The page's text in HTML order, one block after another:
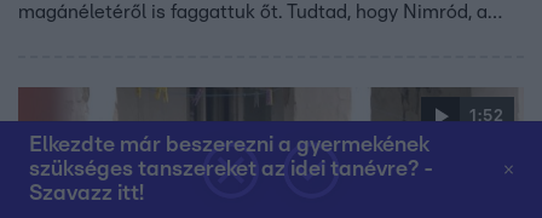
Elkezdte már beszerezni a gyermekének
szükséges tanszereket az idei tanévre? -
Szavazz itt!
magánéletéről is faggattuk őt. Tudtad, hogy Nimród, a
1:52